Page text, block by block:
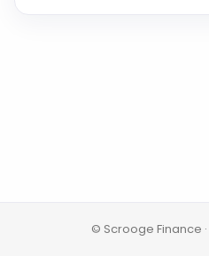
© Scrooge Finance ·